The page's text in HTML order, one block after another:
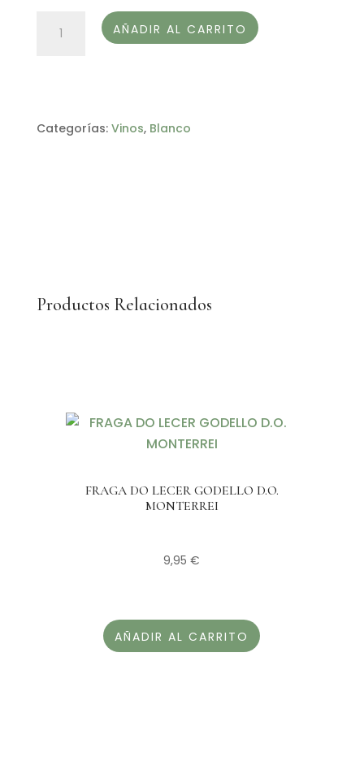
RÍAS
AÑADIR AL CARRITO
Categorías: Vinos, Blanco
Productos Relacionados
FRAGA DO LECER GODELLO D.O.
MONTERREI
9,95€
AÑADIR AL CARRITO